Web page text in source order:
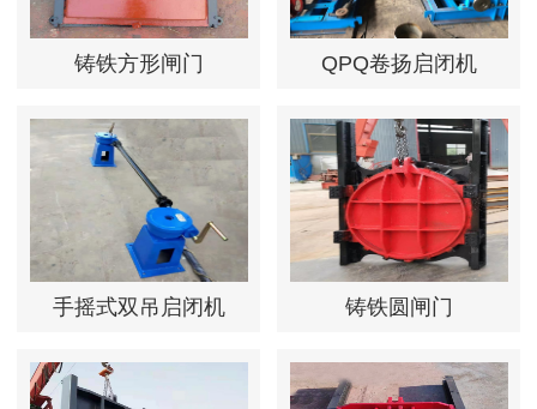
铸铁方形闸门 QPQ卷扬启闭机
手摇式双吊启闭机 铸铁圆闸门